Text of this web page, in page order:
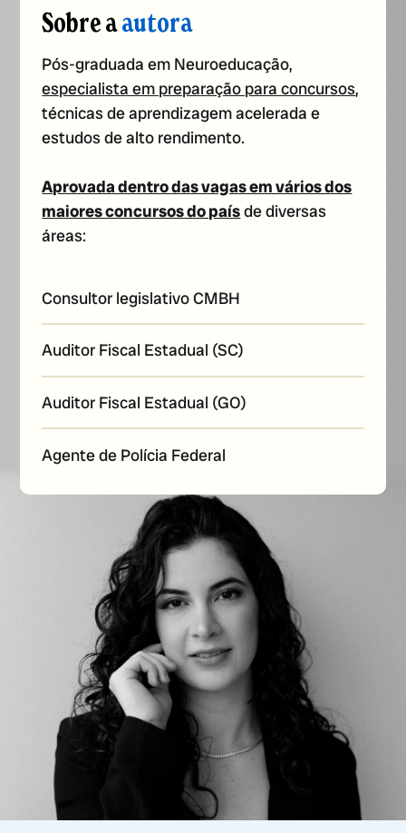
Sobre aautora
Pós-graduada em Neuroeducação,
especialista em preparação para concursos,
técnicas de aprendizagem acelerada e
estudos de alto rendimento.
Aprovada dentro das vagas em vários dos
maiores concursos do paísde diversas
áreas:
Consultor legislativo CMBH
Auditor Fiscal Estadual (SC)
Auditor Fiscal Estadual (GO)
Agente de Polícia Federal